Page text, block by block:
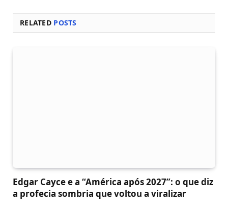
RELATED POSTS
Edgar Cayce e a “América após 2027”: o que diz
a profecia sombria que voltou a viralizar